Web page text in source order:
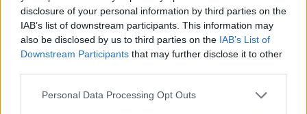
disclosure of your personal information by third parties on the
IAB’s list of downstream participants. This information may
also be disclosed by us to third parties on the IAB’s List of
Downstream Participants that may further disclose it to other
Personal Data Processing Opt Outs
2026. augusztus 08., szombat
Már több mint száz településen
kellett vízkorlátozást bevezetni
országszerte